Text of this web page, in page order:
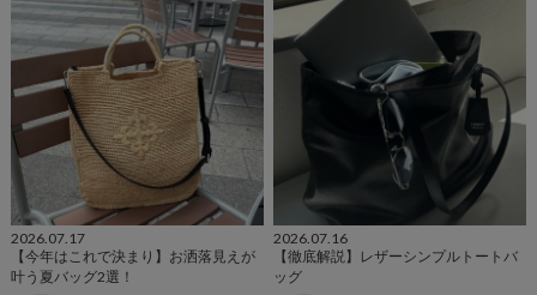
2026.07.17
【今年はこれで決まり】お洒落見えが
叶う夏バッグ2選！
2026.07.16
【徹底解説】レザーシンプルトートバ
ッグ